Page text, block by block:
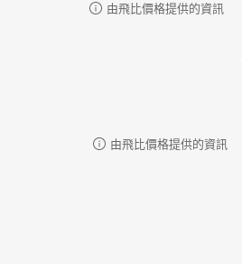
由飛比價格提供的資訊
由飛比價格提供的資訊